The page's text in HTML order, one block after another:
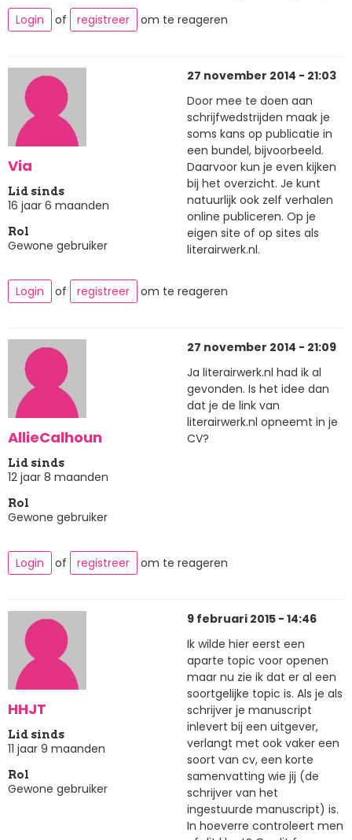
Login
of registreer om te reageren
Via
Lid sinds
16 jaar 6 maanden
Rol
Gewone gebruiker
27 november 2014 - 21:03
Door mee te doen aan
schrijfwedstrijden maak je
soms kans op publicatie in
een bundel, bijvoorbeeld.
Daarvoor kun je even kijken
bij het overzicht. Je kunt
natuurlijk ook zelf verhalen
online publiceren. Op je
eigen site of op sites als
literairwerk.nl.
Login of registreer om te reageren
AllieCalhoun
Lid sinds
12 jaar 8 maanden
Rol
Gewone gebruiker
27 november 2014 - 21:09
Ja literairwerk.nl had ik al
gevonden. Is het idee dan
dat je de link van
literairwerk.nl opneemt in je
CV?
Login of registreer om te reageren
HHJT
Lid sinds
11 jaar 9 maanden
Rol
Gewone gebruiker
9 februari 2015 - 14:46
Ik wilde hier eerst een
aparte topic voor openen
maar nu zie ik dat er al een
soortgelijke topic is. Als je als
schrijver je manuscript
inlevert bij een uitgever,
verlangt met ook vaker een
soort van cv, een korte
samenvatting wie jij (de
schrijver van het
ingestuurde manuscript) is.
In hoeverre controleert men